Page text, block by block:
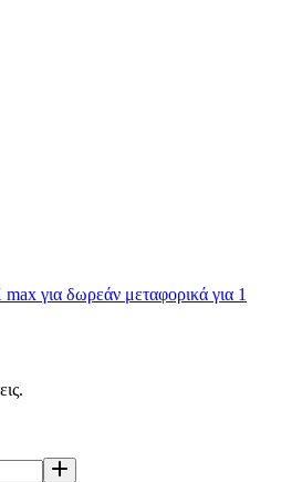
για δωρεάν μεταφορικά για 1